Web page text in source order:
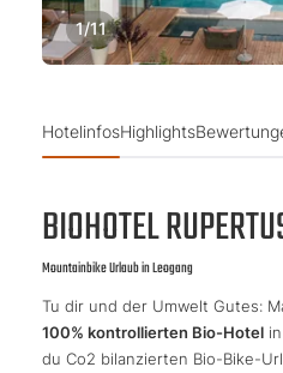
1/11
HotelinfosHighlights
BIOHOTEL
Mountainbike Urlaub in Leogang
Tu dir und der Umwelt Gutes:
100% kontrollierten Bio-Hotel in
du Co2 bilanzierten Bio-Bike-